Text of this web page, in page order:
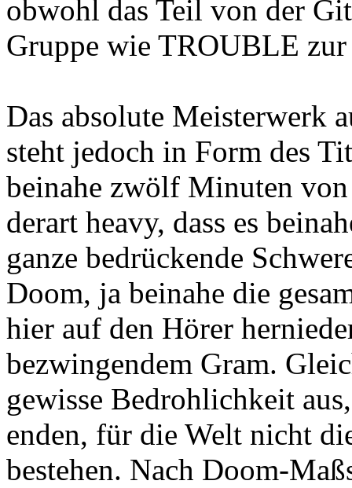
obwohl das Teil von der
Gruppe wie TROUBLE
Das absolute Meisterwerk
steht jedoch in Form des
beinahe zwölf Minuten
derart heavy, dass es
ganze bedrückende
Doom, ja beinahe die
hier auf den Hörer
bezwingendem Gram.
gewisse Bedrohlichkeit
enden, für die Welt nicht
bestehen. Nach Doom-